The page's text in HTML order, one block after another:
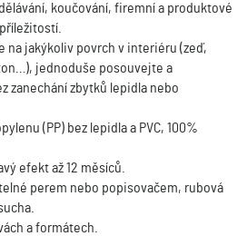
koučování, firemní a produktové
na jakýkoliv povrch v interiéru (zeď,
jednoduše posouvejte a
zanechání zbytků lepidla nebo
(PP) bez lepidla a PVC, 100%
efekt až 12 měsíců.
perem nebo popisovačem, rubová
a formátech.